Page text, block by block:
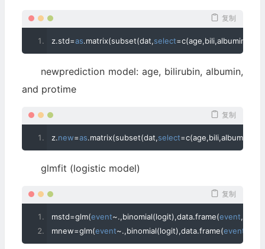
复制
z.std=as.matrix(subset(dat,select=c(age,bili,albumin
newprediction model: age, bilirubin, albumin,
and protime
复制
z.new=as.matrix(subset(dat,select=c(age,bili,albumin
glmfit (logistic model)
复制
mstd=glm(event~.,binomial(logit),data.frame(event,
mnew=glm(event~.,binomial(logit),data.frame(event